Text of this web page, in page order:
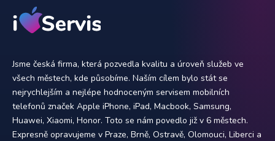
Jsme česká firma, která pozvedla kvalitu a úroveň služeb ve
všech městech, kde působíme. Naším cílem bylo stát se
nejrychlejším a nejlépe hodnoceným servisem mobilních
telefonů značek Apple iPhone, iPad, Macbook, Samsung,
Huawei, Xiaomi, Honor. Toto se nám povedlo již v 6 městech.
Expresně opravujeme v Praze, Brně, Ostravě, Olomouci, Liberci a